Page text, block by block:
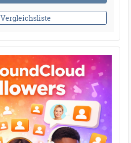
Vergleichsliste